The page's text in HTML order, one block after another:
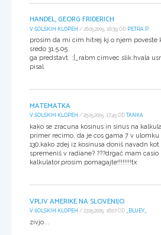
HANDEL, GEORG FRIDERICH
V ŠOLSKIH KLOPEH / 26.05.2005, 16:39 OD PETRA P.
prosim da mi cim hitrej kj o njem poveste
sredo 31.5.05
ga predstavt. :|_rabm cimvec slik.hvala
pisal
MATEMATKA
V ŠOLSKIH KLOPEH / 25.05.2005, 17:45 OD TANKA
kako se zracuna kosinus in sinus na
primer recimo, da je cos gama 7 v ulomku
130.kako zdej iz kosinusa doniš navadn kot
spremeniš v radiane? ???drgač mam casio
kalkulator.prosim pomagajte!!!!!!!!tx
VPLIV AMERIKE NA SLOVENIJO
V ŠOLSKIH KLOPEH / 23.05.2005, 16:07 OD _BLUEY_
zivjo...